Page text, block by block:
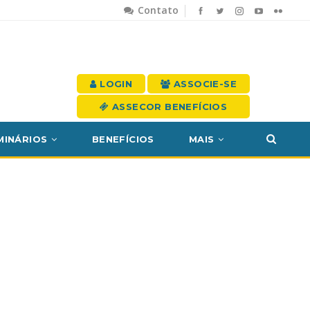
Contato
LOGIN ASSOCIE-SE
ASSECOR BENEFÍCIOS
BENEFÍCIOS MAIS